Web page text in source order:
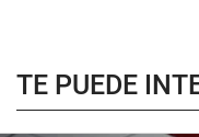
TE PUEDE